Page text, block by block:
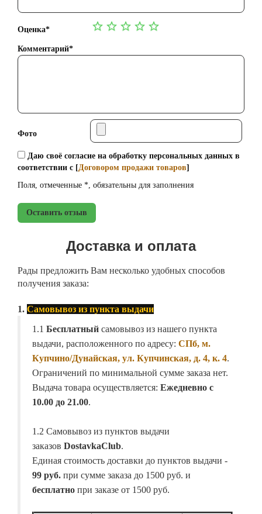
Оценка*
Комментарий*
Фото
Даю своё согласие на обработку персональных данных в
соответствии с [Договором продажи товаров]
Поля, отмеченные *, обязательны для заполнения
Оставить отзыв
Доставка и оплата
Рады предложить Вам несколько удобных способов
получения заказа:
1. Самовывоз из пункта выдачи
1.1 Бесплатный самовывоз из нашего пункта
выдачи, расположенного по адресу: СПб, м.
Купчино/Дунайская, ул. Купчинская, д. 4, к. 4.
Ограничений по минимальной сумме заказа нет.
Выдача товара осуществляется: Ежедневно с
10.00 до 21.00.
1.2 Самовывоз из пунктов выдачи
заказов DostavkaClub.
Единая стоимость доставки до пунктов выдачи -
99 руб. при сумме заказа до 1500 руб. и
бесплатно при заказе от 1500 руб.